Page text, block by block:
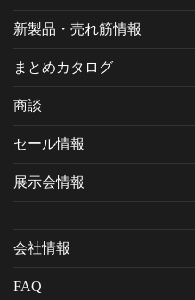
新製品・売れ筋情報
まとめカタログ
商談
セール情報
展示会情報
会社情報
FAQ